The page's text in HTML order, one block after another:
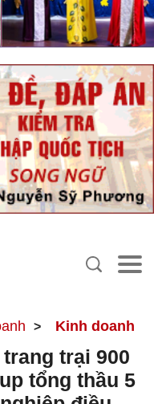
Kinh doanh
trại 900
tổng thầu 5